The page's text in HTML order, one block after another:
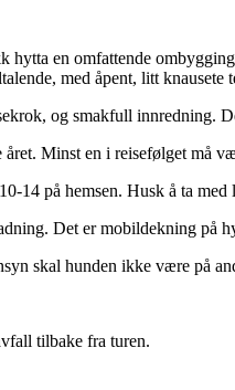
hytta en omfattende
med åpent, litt
og smakfull innredning.
Minst en i reisefølget må
14 på hemsen. Husk å ta med
Det er mobildekning på
skal hunden ikke være på
tilbake fra turen.